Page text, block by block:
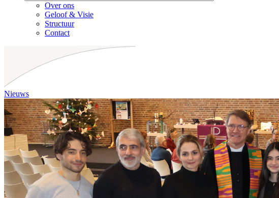
Over ons
Geloof & Visie
Structuur
Contact
Nieuws